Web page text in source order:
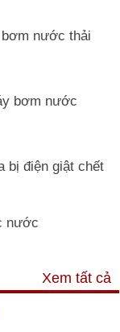
nước thải
bơm nước
bị điện giật chết
nước
Xem tất cả